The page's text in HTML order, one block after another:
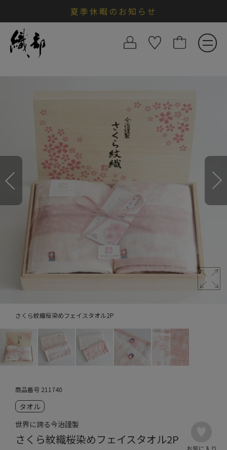
夏季休暇のお知らせ
さくら紋織桜染めフェイスタオル2P
商品番号 211740
タオル
世界に誇る今治謹製
さくら紋織桜染めフェイスタオル2P